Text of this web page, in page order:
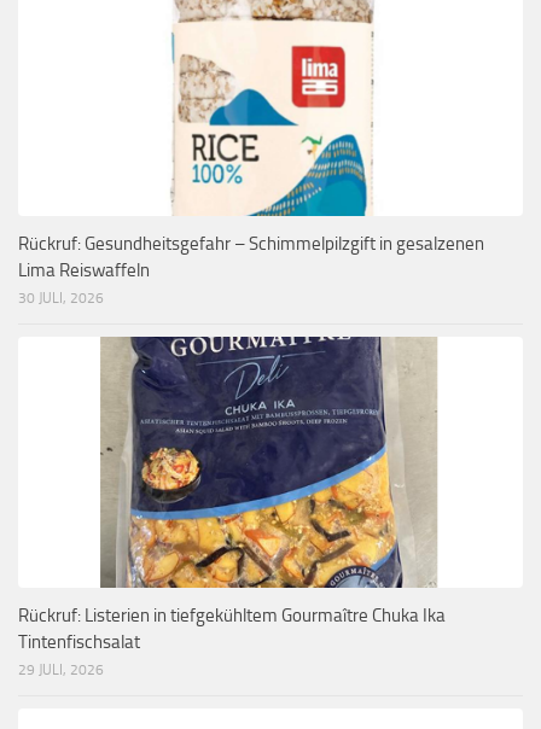
Rückruf: Gesundheitsgefahr – Schimmelpilzgift in gesalzenen
Lima Reiswaffeln
30 JULI, 2026
Rückruf: Listerien in tiefgekühltem Gourmaître Chuka Ika
Tintenfischsalat
29 JULI, 2026